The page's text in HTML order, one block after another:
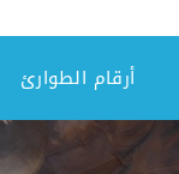
أرقام الطوارئ